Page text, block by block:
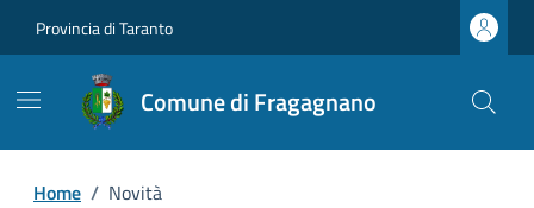
Provincia di Taranto
Comune di Fragagnano
Home / Novità